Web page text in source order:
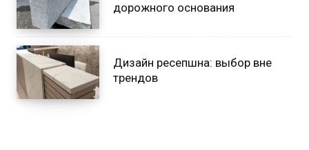
дорожного основания
Дизайн ресепшна: выбор вне
трендов